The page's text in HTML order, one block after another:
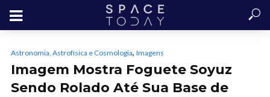
Astronomia, Astrofísica e Cosmologia, Imagens
Imagem Mostra Foguete Soyuz
Sendo Rolado Até Sua Base de